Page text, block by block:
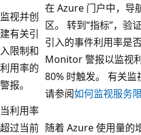
监视并创
建有关引
入限制和
利用率的
警报。
在 Azure 门户中，
区。 转到“指标”，验
引入的事件利用率是
Monitor 警报以监视
80% 时触发。 有关监
请参阅如何监视服务
当利用率
超过当前 随着 Azure 使用量的